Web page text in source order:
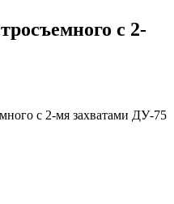
с 2-
с 2-мя захватами ДУ-75